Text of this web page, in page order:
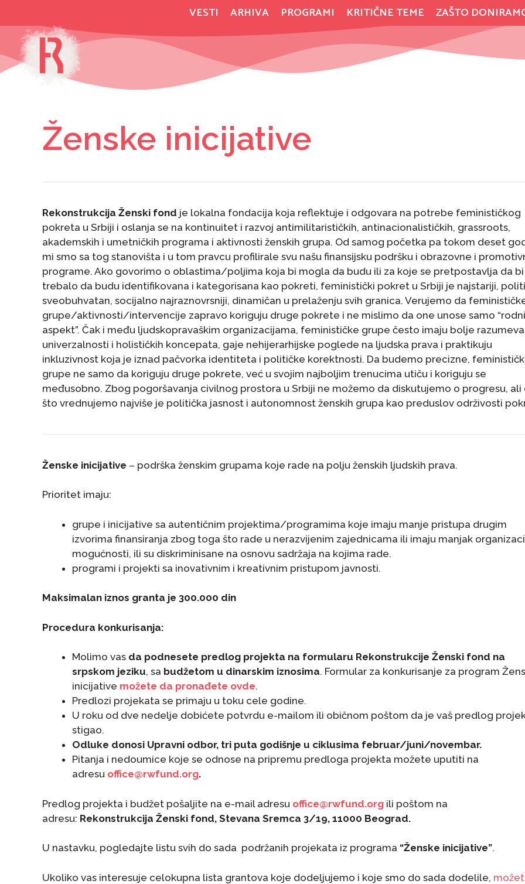
content
VESTI ARHIVA PROGRAMI KRITIČNE TEME ZAŠTO
Ženske inicijative
Rekonstrukcija Ženski fond je lokalna fondacija koja reflektuje i odgovara na potrebe feminističkog
pokreta u Srbiji i oslanja se na kontinuitet i razvoj antimilitarističkih, antinacionalističkih, grassroots,
akademskih i umetničkih programa i aktivnosti ženskih grupa. Od samog početka pa tokom deset
mi smo sa tog stanovišta i u tom pravcu profilirale svu našu finansijsku podršku i obrazovne i
programe. Ako govorimo o oblastima/poljima koja bi mogla da budu ili za koje se pretpostavlja da bi
trebalo da budu identifikovana i kategorisana kao pokreti, feministički pokret u Srbiji je najstariji,
sveobuhvatan, socijalno najraznovrsniji, dinamičan u prelaženju svih granica. Verujemo da
grupe/aktivnosti/intervencije zapravo koriguju druge pokrete i ne mislimo da one unose samo “rodni
aspekt”. Čak i među ljudskopravaškim organizacijama, feminističke grupe često imaju bolje
univerzalnosti i holističkih koncepata, gaje nehijerarhijske poglede na ljudska prava i praktikuju
inkluzivnost koja je iznad pačvorka identiteta i političke korektnosti. Da budemo precizne,
grupe ne samo da koriguju druge pokrete, već u svojim najboljim trenucima utiču i koriguju se
međusobno. Zbog pogoršavanja civilnog prostora u Srbiji ne možemo da diskutujemo o progresu, ali
što vrednujemo najviše je politička jasnost i autonomnost ženskih grupa kao preduslov održivosti
Ženske inicijative – podrška ženskim grupama koje rade na polju ženskih ljudskih prava.
Prioritet imaju:
grupe i inicijative sa autentičnim projektima/programima koje imaju manje pristupa drugim
izvorima finansiranja zbog toga što rade u nerazvijenim zajednicama ili imaju manjak
mogućnosti, ili su diskriminisane na osnovu sadržaja na kojima rade.
programi i projekti sa inovativnim i kreativnim pristupom javnosti.
Maksimalan iznos granta je 300.000 din
Procedura konkurisanja:
Molimo vas da podnesete predlog projekta na formularu Rekonstrukcije Ženski fond na
srpskom jeziku, sa budžetom u dinarskim iznosima. Formular za konkurisanje za program
inicijative možete da pronađete ovde.
Predlozi projekata se primaju u toku cele godine.
U roku od dve nedelje dobićete potvrdu e-mailom ili običnom poštom da je vaš predlog
stigao.
Odluke donosi Upravni odbor, tri puta godišnje u ciklusima februar/juni/novembar.
Pitanja i nedoumice koje se odnose na pripremu predloga projekta možete uputiti na
adresu office@rwfund.org.
Predlog projekta i budžet pošaljite na e-mail adresu office@rwfund.org ili poštom na
adresu: Rekonstrukcija Ženski fond, Stevana Sremca 3/19, 11000 Beograd.
U nastavku, pogledajte listu svih do sada podržanih projekata iz programa “Ženske inicijative”.
Ukoliko vas interesuje celokupna lista grantova koje dodeljujemo i koje smo do sada dodelile,